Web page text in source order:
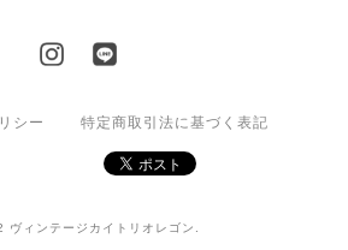
シー 特定商取引法に基づく表記
ィンテージカイトリオレゴン.